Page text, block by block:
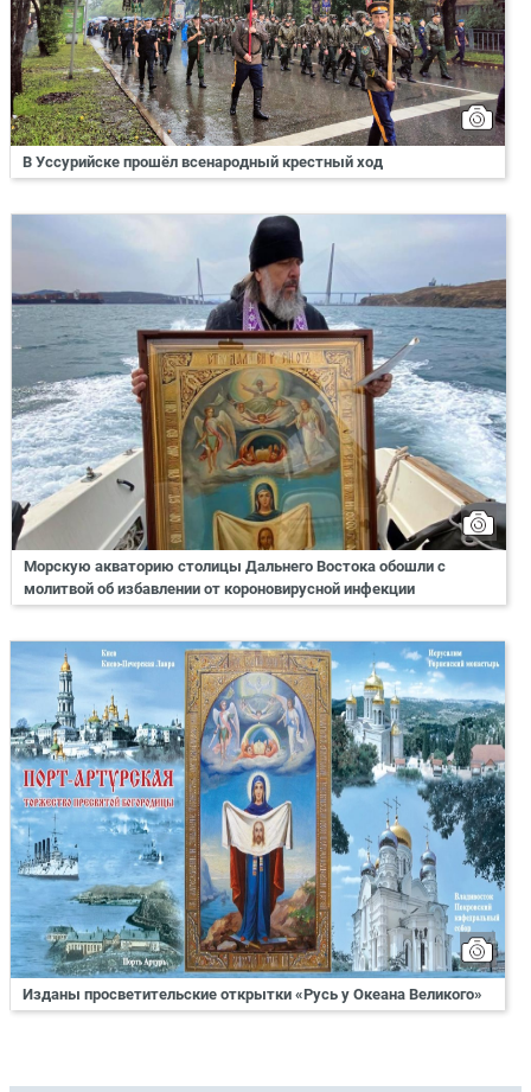
В Уссурийске прошёл всенародный крестный ход
Морскую акваторию столицы Дальнего Востока обошли с
молитвой об избавлении от короновирусной инфекции
Изданы просветительские открытки «Русь у Океана Великого»